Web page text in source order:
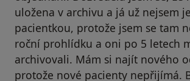
uložena v archivu a já už nejsem
pacientkou, protože jsem se tam
roční prohlídku a oni po 5 letech
archivovali. Mám si najít nového
protože nové pacienty nepřijímá.